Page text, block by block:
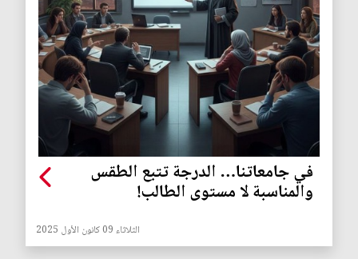
في جامعاتنا… الدرجة تتبع الطقس
والمناسبة لا مستوى الطالب!
الثلاثاء 09 كانون الأول 2025